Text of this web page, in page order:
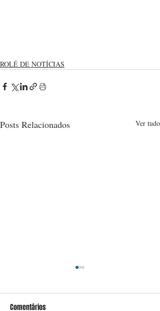
ROLÉ DE NOTÍCIAS
Posts Relacionados Ver tudo
Comentários